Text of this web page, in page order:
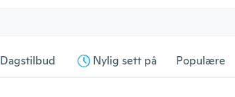
Dagstilbud Nylig sett på Populære